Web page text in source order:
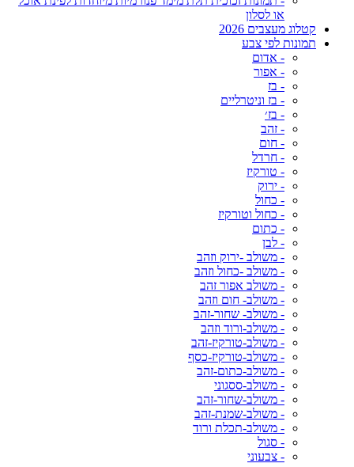
או לסלון
קטלוג מעצבים 2026
תמונות לפי צבע
- אדום
- אפור
- בז
- בז וניטרליים
- בז׳
- זהב
- חום
- חרדל
- טורקיז
- ירוק
- כחול
- כחול וטורקיז
- כתום
- לבן
- משולב -ירוק וזהב
- משולב -כחול וזהב
- משולב אפור זהב
- משולב- חום וזהב
- משולב- שחור-זהב
- משולב-ורוד וזהב
- משולב-טורקיז-זהב
- משולב-טורקיז-כסף
- משולב-כתום-זהב
- משולב-ססגוני
- משולב-שחור-זהב
- משולב-שמנת-זהב
- משולב-תכלת ורוד
- סגול
- צבעוני